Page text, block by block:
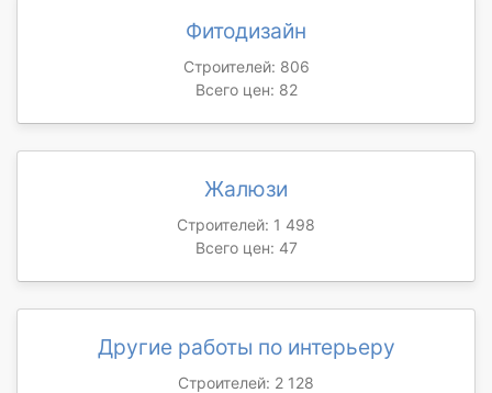
Фитодизайн
Строителей: 806
Всего цен: 82
Жалюзи
Строителей: 1 498
Всего цен: 47
Другие работы по интерьеру
Строителей: 2 128